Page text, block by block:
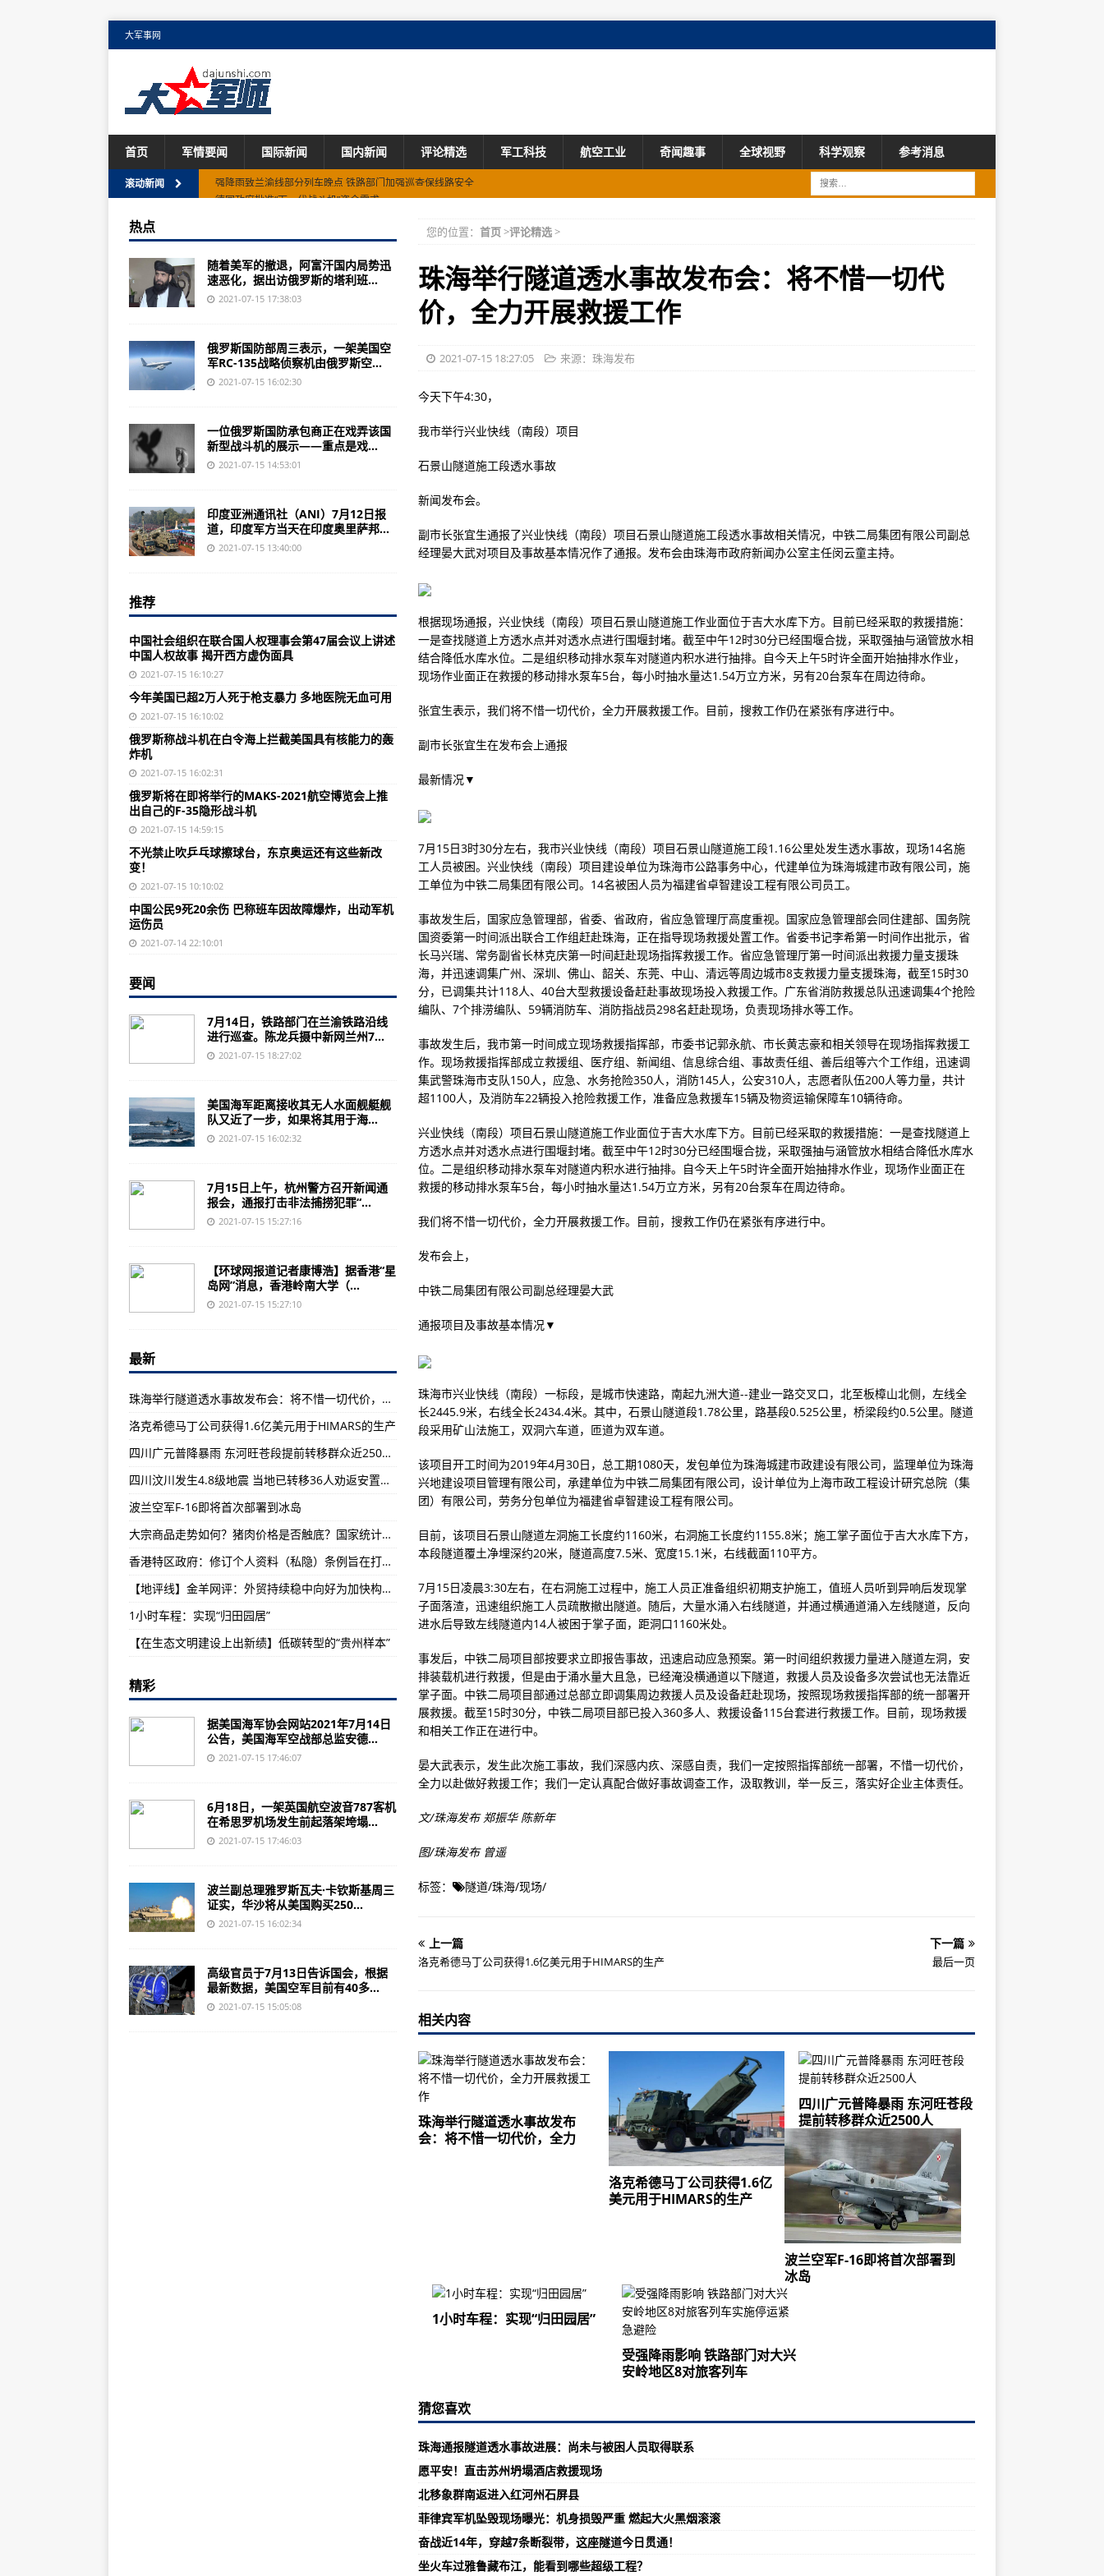
大军事网
首页 军情要闻 国际新闻 国内新闻 评论精选 军工科技 航空工业 奇闻趣事 全球视野 科学观察 参考消息
滚动新闻
德国政府批准“下一代战斗机”资金需求
美国海军调整F-35C舰载机中队规模
英国空军Nexus战斗云将投入使用
俄罗斯开始测试新型重型装备伞降系统
美军西太无航母，实质在憋极其危险的大招！
阿富汗中国到底该不该介入？
中国社会组织在联合国人权理事会第47届会议上讲述中国人权故事 揭开西方虚伪面具
阳光下的罪恶：美国的“现代奴隶制”
相差1.1万人！美联社：纽约州政府对新冠肺炎死亡人数统计出现较大误差
俄罗斯称战斗机在白令海上拦截美国具有核能力的轰炸机
俄罗斯战斗机护送美国空军侦察机飞越黑海
BAE系统公司发布美国陆军下一代运兵船的新照片
波兰确认购买250辆采用SEPv3配置的艾布拉姆斯坦克
美国海军收到了第一枚Block V战斧导弹
北卡罗来纳州国民警卫队配备最新的圣骑士榴弹炮
美国海军为麦克亨利堡号航母举行退役仪式
顶风作案！浙江杭州警方侦破83起非法捕捞案
有人盯上了钱塘江里的珍贵鱼类，警方出手了！
四川广元普降暴雨 东河旺苍段提前转移群众近2500人
港媒：香港岭南大学宣布停止代收学生会会费，即日生效
云南陇川已临时关闭离陇通道
四川汶川发生4.8级地震 当地已转移36人劝返安置游客695人
俄罗斯派出战斗机拦截美国战略轰炸机
波音和SkyNRG合作在全球范围内推广可持续航空燃料
空军领导人说40多架没有发动机的F-35
美国呼吁新西兰空军进行危险的南极洲医疗后送
俄罗斯战斗机在黑海拦截美国间谍飞机的那一刻因为该地区仍然是一个爆发点
俄罗斯将在即将举行的MAKS-2021航空博览会上推出自己的F-35隐形战斗机
海航暑运新开航线200条 计划运送旅客1800万人次
赛斯纳奖状700经度荣获欧洲航空安全局认证
印度试射增程型“布拉莫斯”导弹发射后不久即坠毁
中国船在南海“倒粪便”？美公司报告被“打脸”
西太平洋出现美航母真空 美11艘航母在干嘛？
中国人在巴班车爆炸是恐袭还是事故？
中国精兵丨何贤达——从“掌勺”到执掌大国长剑
珠海举行隧道透水事故发布会：将不惜一切代价，全力开展救援工作
强降雨致兰渝线部分列车晚点 铁路部门加强巡查保线路安全
您的位置： 首页>评论精选>
珠海举行隧道透水事故发布会：将不惜一切代
价，全力开展救援工作
2021-07-15 18:27:05 来源：珠海发布
今天下午4:30，
我市举行兴业快线（南段）项目
石景山隧道施工段透水事故
新闻发布会。
副市长张宜生通报了兴业快线（南段）项目石景山隧道施工段透水事故相关情况，中铁二局集团有限公司副总
经理晏大武对项目及事故基本情况作了通报。发布会由珠海市政府新闻办公室主任闵云童主持。
根据现场通报，兴业快线（南段）项目石景山隧道施工作业面位于吉大水库下方。目前已经采取的救援措施：
一是查找隧道上方透水点并对透水点进行围堰封堵。截至中午12时30分已经围堰合拢，采取强抽与涵管放水相
结合降低水库水位。二是组织移动排水泵车对隧道内积水进行抽排。自今天上午5时许全面开始抽排水作业，
现场作业面正在救援的移动排水泵车5台，每小时抽水量达1.54万立方米，另有20台泵车在周边待命。
张宜生表示，我们将不惜一切代价，全力开展救援工作。目前，搜救工作仍在紧张有序进行中。
副市长张宜生在发布会上通报
最新情况▼
7月15日3时30分左右，我市兴业快线（南段）项目石景山隧道施工段1.16公里处发生透水事故，现场14名施
工人员被困。兴业快线（南段）项目建设单位为珠海市公路事务中心，代建单位为珠海城建市政有限公司，施
工单位为中铁二局集团有限公司。14名被困人员为福建省卓智建设工程有限公司员工。
事故发生后，国家应急管理部，省委、省政府，省应急管理厅高度重视。国家应急管理部会同住建部、国务院
国资委第一时间派出联合工作组赶赴珠海，正在指导现场救援处置工作。省委书记李希第一时间作出批示，省
长马兴瑞、常务副省长林克庆第一时间赶赴现场指挥救援工作。省应急管理厅第一时间派出救援力量支援珠
海，并迅速调集广州、深圳、佛山、韶关、东莞、中山、清远等周边城市8支救援力量支援珠海，截至15时30
分，已调集共计118人、40台大型救援设备赶赴事故现场投入救援工作。广东省消防救援总队迅速调集4个抢险
编队、7个排涝编队、59辆消防车、消防指战员298名赶赴现场，负责现场排水等工作。
事故发生后，我市第一时间成立现场救援指挥部，市委书记郭永航、市长黄志豪和相关领导在现场指挥救援工
作。现场救援指挥部成立救援组、医疗组、新闻组、信息综合组、事故责任组、善后组等六个工作组，迅速调
集武警珠海市支队150人，应急、水务抢险350人，消防145人，公安310人，志愿者队伍200人等力量，共计
超1100人，及消防车22辆投入抢险救援工作，准备应急救援车15辆及物资运输保障车10辆待命。
兴业快线（南段）项目石景山隧道施工作业面位于吉大水库下方。目前已经采取的救援措施：一是查找隧道上
方透水点并对透水点进行围堰封堵。截至中午12时30分已经围堰合拢，采取强抽与涵管放水相结合降低水库水
位。二是组织移动排水泵车对隧道内积水进行抽排。自今天上午5时许全面开始抽排水作业，现场作业面正在
救援的移动排水泵车5台，每小时抽水量达1.54万立方米，另有20台泵车在周边待命。
我们将不惜一切代价，全力开展救援工作。目前，搜救工作仍在紧张有序进行中。
发布会上，
中铁二局集团有限公司副总经理晏大武
通报项目及事故基本情况▼
珠海市兴业快线（南段）一标段，是城市快速路，南起九洲大道--建业一路交叉口，北至板樟山北侧，左线全
长2445.9米，右线全长2434.4米。其中，石景山隧道段1.78公里，路基段0.525公里，桥梁段约0.5公里。隧道
段采用矿山法施工，双洞六车道，匝道为双车道。
该项目开工时间为2019年4月30日，总工期1080天，发包单位为珠海城建市政建设有限公司，监理单位为珠海
兴地建设项目管理有限公司，承建单位为中铁二局集团有限公司，设计单位为上海市政工程设计研究总院（集
团）有限公司，劳务分包单位为福建省卓智建设工程有限公司。
目前，该项目石景山隧道左洞施工长度约1160米，右洞施工长度约1155.8米；施工掌子面位于吉大水库下方，
本段隧道覆土净埋深约20米，隧道高度7.5米、宽度15.1米，右线截面110平方。
7月15日凌晨3:30左右，在右洞施工过程中，施工人员正准备组织初期支护施工，值班人员听到异响后发现掌
子面落渣，迅速组织施工人员疏散撤出隧道。随后，大量水涌入右线隧道，并通过横通道涌入左线隧道，反向
进水后导致左线隧道内14人被困于掌子面，距洞口1160米处。
事发后，中铁二局项目部按要求立即报告事故，迅速启动应急预案。第一时间组织救援力量进入隧道左洞，安
排装载机进行救援，但是由于涌水量大且急，已经淹没横通道以下隧道，救援人员及设备多次尝试也无法靠近
掌子面。中铁二局项目部通过总部立即调集周边救援人员及设备赶赴现场，按照现场救援指挥部的统一部署开
展救援。截至15时30分，中铁二局项目部已投入360多人、救援设备115台套进行救援工作。目前，现场救援
和相关工作正在进行中。
晏大武表示，发生此次施工事故，我们深感内疚、深感自责，我们一定按照指挥部统一部署，不惜一切代价，
全力以赴做好救援工作；我们一定认真配合做好事故调查工作，汲取教训，举一反三，落实好企业主体责任。
文/珠海发布 郑振华 陈新年
图/珠海发布 曾遥
标签： 隧道/珠海/现场/
上一篇
洛克希德马丁公司获得1.6亿美元用于HIMARS的生产
下一篇
最后一页
相关内容
珠海举行隧道透水事故发布
会：将不惜一切代价，全力
洛克希德马丁公司获得1.6亿
美元用于HIMARS的生产
四川广元普降暴雨 东河旺苍段
提前转移群众近2500人
波兰空军F-16即将首次部署到
冰岛
1小时车程：实现“归田园居”
受强降雨影响 铁路部门对大兴
安岭地区8对旅客列车
猜您喜欢
珠海通报隧道透水事故进展：尚未与被困人员取得联系
愿平安！直击苏州坍塌酒店救援现场
北移象群南返进入红河州石屏县
菲律宾军机坠毁现场曝光：机身损毁严重 燃起大火黑烟滚滚
奋战近14年，穿越7条断裂带，这座隧道今日贯通！
坐火车过雅鲁藏布江，能看到哪些超级工程？
热点
随着美军的撤退，阿富汗国内局势迅
速恶化，据出访俄罗斯的塔利班...
2021-07-15 17:38:03
俄罗斯国防部周三表示，一架美国空
军RC-135战略侦察机由俄罗斯空...
2021-07-15 16:02:30
一位俄罗斯国防承包商正在戏弄该国
新型战斗机的展示——重点是戏...
2021-07-15 14:53:01
印度亚洲通讯社（ANI）7月12日报
道，印度军方当天在印度奥里萨邦...
2021-07-15 13:40:00
推荐
中国社会组织在联合国人权理事会第47届会议上讲述
中国人权故事 揭开西方虚伪面具
2021-07-15 16:10:27
今年美国已超2万人死于枪支暴力 多地医院无血可用
2021-07-15 16:10:02
俄罗斯称战斗机在白令海上拦截美国具有核能力的轰
炸机
2021-07-15 16:02:31
俄罗斯将在即将举行的MAKS-2021航空博览会上推
出自己的F-35隐形战斗机
2021-07-15 14:59:15
不光禁止吹乒乓球擦球台，东京奥运还有这些新改
变！
2021-07-15 10:10:02
中国公民9死20余伤 巴称班车因故障爆炸，出动军机
运伤员
2021-07-14 22:10:01
要闻
7月14日，铁路部门在兰渝铁路沿线
进行巡查。陈龙兵摄中新网兰州7...
2021-07-15 18:27:02
美国海军距离接收其无人水面舰艇舰
队又近了一步，如果将其用于海...
2021-07-15 16:02:32
7月15日上午，杭州警方召开新闻通
报会，通报打击非法捕捞犯罪“...
2021-07-15 15:27:16
【环球网报道记者康博浩】据香港“星
岛网”消息，香港岭南大学（...
2021-07-15 15:27:10
最新
珠海举行隧道透水事故发布会：将不惜一切代价，全力开展救援工作
洛克希德马丁公司获得1.6亿美元用于HIMARS的生产
四川广元普降暴雨 东河旺苍段提前转移群众近2500人
四川汶川发生4.8级地震 当地已转移36人劝返安置游客695人
波兰空军F-16即将首次部署到冰岛
大宗商品走势如何？猪肉价格是否触底？国家统计局回应
香港特区政府：修订个人资料（私隐）条例旨在打击“起底”行为
【地评线】金羊网评：外贸持续稳中向好为加快构建新发展格局注入强大信心
1小时车程：实现“归田园居”
【在生态文明建设上出新绩】低碳转型的“贵州样本”
精彩
据美国海军协会网站2021年7月14日
公告，美国海军空战部总监安德...
2021-07-15 17:46:07
6月18日，一架英国航空波音787客机
在希思罗机场发生前起落架垮塌...
2021-07-15 17:46:03
波兰副总理雅罗斯瓦夫·卡钦斯基周三
证实，华沙将从美国购买250...
2021-07-15 16:02:34
高级官员于7月13日告诉国会，根据
最新数据，美国空军目前有40多...
2021-07-15 15:05:08